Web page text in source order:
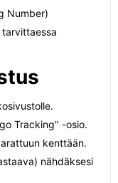
Number)
Tracking" -osio.
kenttään.
nähdäksesi